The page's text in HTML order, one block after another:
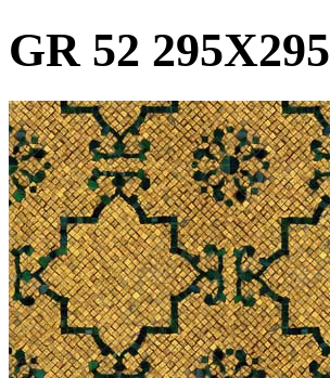
GR 52 295X295